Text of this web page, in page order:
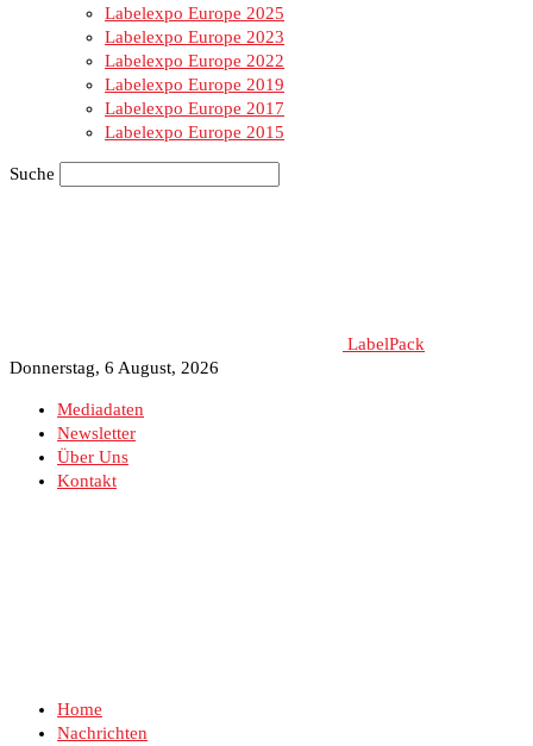
Labelexpo Europe 2025
Labelexpo Europe 2023
Labelexpo Europe 2022
Labelexpo Europe 2019
Labelexpo Europe 2017
Labelexpo Europe 2015
Suche
LabelPack
Donnerstag, 6 August, 2026
Mediadaten
Newsletter
Über Uns
Kontakt
Home
Nachrichten